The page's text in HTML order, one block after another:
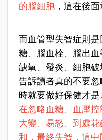
的腦細胞，這在後面
而血管型失智症則
糖、腦血栓、腦出
缺氧、發炎、細胞
告訴讀者真的不要
時就要做好保健才是
在忽略血糖、血壓
大變、易怒、到處
和，最終失智，這